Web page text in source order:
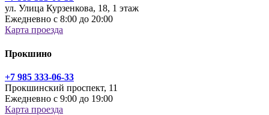
ул. Улица Курзенкова, 18, 1 этаж
Ежедневно с 8:00 до 20:00
Карта проезда
Прокшино
+7 985 333-06-33
Прокшинский проспект, 11
Ежедневно с 9:00 до 19:00
Карта проезда